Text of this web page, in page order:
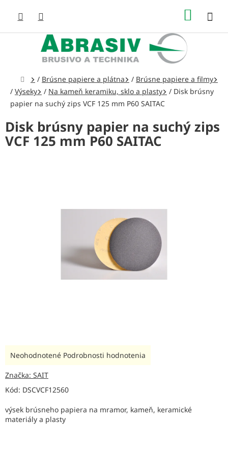
obsah
Domov
/ Brúsne papiere a plátna / Brúsne papiere a filmy
/ Výseky / Na kameň keramiku, sklo a plasty / Disk brúsny
papier na suchý zips VCF 125 mm P60 SAITAC
Disk brúsny papier na suchý zips
VCF 125 mm P60 SAITAC
Kód: DSCVCF12560
výsek brúsneho papiera na mramor, kameň, keramické
materiály a plasty
Priemerné
produktu
0,0
5
hviezdičiek.
Neohodnotené Podrobnosti hodnotenia
Značka: SAIT